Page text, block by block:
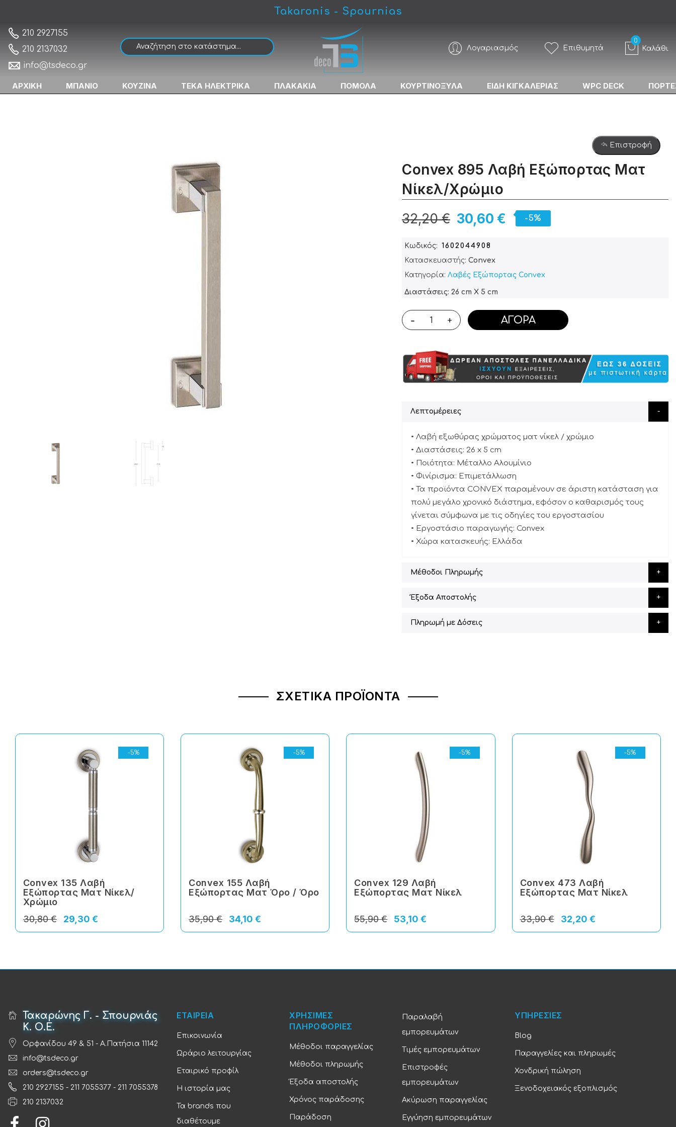
Takaronis - Spournias
210 2927155
210 2137032
info@tsdeco.gr
Λογαριασμός Επιθυμητά Καλάθι
ΑΡΧΙΚΗ ΜΠΑΝΙΟ ΚΟΥΖΙΝΑ ΤΕΚΑ ΗΛΕΚΤΡΙΚΑ ΠΛΑΚΑΚΙΑ ΠΟΜΟΛΑ ΚΟΥΡΤΙΝΟΞΥΛΑ ΕΙΔΗ ΚΙΓΚΑΛΕΡΙΑΣ WPC DECK
Επιστροφή
Convex 895 Λαβή Εξώπορτας Ματ
Νίκελ/Χρώμιο
30,60 €
32,20 € -5%
Κωδικός
1602044908
Κατασκευαστής: Convex
Κατηγορία: Λαβές Εξώπορτας Convex
Διαστάσεις: 26 cm X 5 cm
- + ΑΓΟΡΆ
Λεπτομέρειες
• Λαβή εξωθύρας χρώματος ματ νίκελ / χρώμιο
• Διαστάσεις: 26 x 5 cm
• Ποιότητα: Μέταλλο Αλουμίνιο
• Φινίρισμα: Επιμετάλλωση
• Τα προϊόντα CONVEX παραμένουν σε άριστη κατάσταση για
πολύ μεγάλο χρονικό διάστημα, εφόσον ο καθαρισμός τους
γίνεται σύμφωνα με τις οδηγίες του εργοστασίου
• Εργοστάσιο παραγωγής: Convex
• Χώρα κατασκευής: Ελλάδα
Μέθοδοι Πληρωμής
Έξοδα Αποστολής
Πληρωμή με Δόσεις
ΣΧΕΤΙΚΆ ΠΡΟΪΌΝΤΑ
-5%
Convex 135 Λαβή
Εξώπορτας Ματ Νίκελ/
Χρώμιο
29,30 €
30,80 €
-5%
Convex 155 Λαβή
Εξώπορτας Ματ Όρο / Όρο
34,10 €
35,90 €
-5%
Convex 129 Λαβή
Εξώπορτας Ματ Νίκελ
53,10 €
55,90 €
-5%
Convex 473 Λαβή
Εξώπορτας Ματ Νίκελ
32,20 €
33,90 €
Τακαρώνης Γ. - Σπουρνιάς
Κ. Ο.Ε.
Ορφανίδου 49 & 51 - Α.Πατήσια 11142
info@tsdeco.gr
orders@tsdeco.gr
210 2927155 - 211 7055377 - 211 7055378
210 2137032
ΕΤΑΙΡΕΙΑ
Επικοινωνία
Ωράριο λειτουργίας
Εταιρικό προφίλ
Η ιστορία μας
Τα brands που
διαθέτουμε
ΧΡΗΣΙΜΕΣ
ΠΛΗΡΟΦΟΡΙΕΣ
Μέθοδοι παραγγελίας
Μέθοδοι πληρωμής
Έξοδα αποστολής
Χρόνος παράδοσης
Παράδοση
Παραλαβή
εμπορευμάτων
Τιμές εμπορευμάτων
Επιστροφές
εμπορευμάτων
Ακύρωση παραγγελίας
Εγγύηση εμπορευμάτων
ΥΠΗΡΕΣΙΕΣ
Blog
Παραγγελίες και πληρωμές
Χονδρική πώληση
Ξενοδοχειακός εξοπλισμός